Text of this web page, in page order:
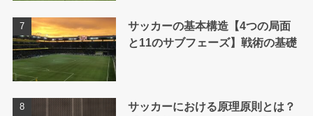
サッカーの基本構造【4つの局面
と11のサブフェーズ】戦術の基礎
サッカーにおける原理原則とは？